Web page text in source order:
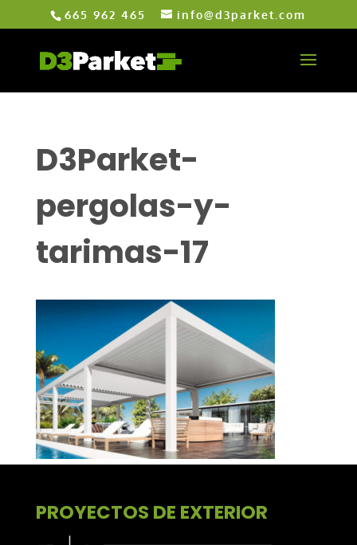
665 962 465 info@d3parket.com
D3Parket-
pergolas-y-
tarimas-17
PROYECTOS DE EXTERIOR